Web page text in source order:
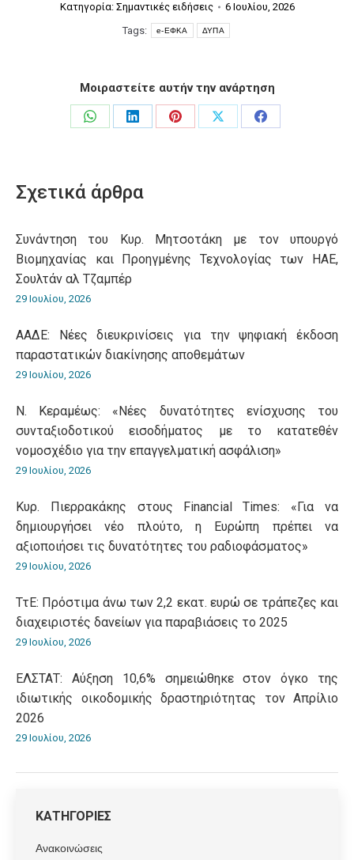
Κατηγορία: Σημαντικές ειδήσεις
6 Ιουλίου, 2026
Tags:
e-ΕΦΚΑ ΔΥΠΑ
Μοιραστείτε αυτήν την ανάρτηση
Share
Share
Share
Share
Share
Σχετικά άρθρα
Συνάντηση του Κυρ. Μητσοτάκη με τον υπουργό
Βιομηχανίας και Προηγμένης Τεχνολογίας των ΗΑΕ,
Σουλτάν αλ Τζαμπέρ
29 Ιουλίου, 2026
ΑΑΔΕ: Νέες διευκρινίσεις για την ψηφιακή έκδοση
παραστατικών διακίνησης αποθεμάτων
29 Ιουλίου, 2026
Ν. Κεραμέως: «Νέες δυνατότητες ενίσχυσης του
συνταξιοδοτικού εισοδήματος με το κατατεθέν
νομοσχέδιο για την επαγγελματική ασφάλιση»
29 Ιουλίου, 2026
Κυρ. Πιερρακάκης στους Financial Times: «Για να
δημιουργήσει νέο πλούτο, η Ευρώπη πρέπει να
αξιοποιήσει τις δυνατότητες του ραδιοφάσματος»
29 Ιουλίου, 2026
ΤτΕ: Πρόστιμα άνω των 2,2 εκατ. ευρώ σε τράπεζες και
διαχειριστές δανείων για παραβιάσεις το 2025
29 Ιουλίου, 2026
ΕΛΣΤΑΤ: Αύξηση 10,6% σημειώθηκε στον όγκο της
ιδιωτικής οικοδομικής δραστηριότητας τον Απρίλιο
2026
29 Ιουλίου, 2026
ΚΑΤΗΓΟΡΙΕΣ
Ανακοινώσεις